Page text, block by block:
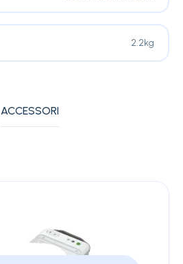
2.2kg
ACCESSORI